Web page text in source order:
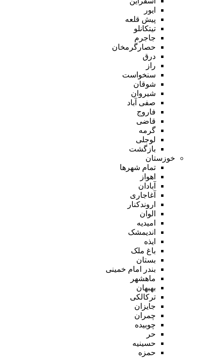
ایور
پیش قلعه
تیتکانلو
جاجرم
حصارگرمخان
درق
راز
سنخواست
شوقان
شیروان
صفی آباد
فاروج
قاضی
گرمه
لوجلی
بازگشت
خوزستان
تمام شهر‌ها
اهواز
آبادان
آغاجاری
اروندکنار
الوان
امیدیه
اندیمشک
ایذه
باغ ملک
بستان
بندر امام خمینی
ماهشهر
بهبهان
ترکالکی
جایزان
چمران
چوبیده
حر
حسینیه
حمزه